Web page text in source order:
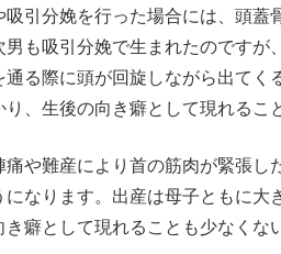
引分娩を行った場合には、頭蓋
も吸引分娩で生まれたのですが
る際に頭が回旋しながら出てく
、生後の向き癖として現れるこ
痛や難産により首の筋肉が緊張
なります。出産は母子ともに大
癖として現れることも少なくな